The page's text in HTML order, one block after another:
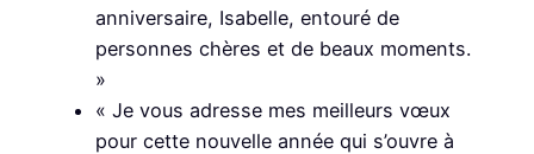
anniversaire, Isabelle, entouré de
personnes chères et de beaux moments.
»
« Je vous adresse mes meilleurs vœux
pour cette nouvelle année qui s’ouvre à